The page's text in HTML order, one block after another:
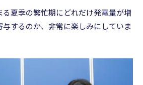
夏季の繁忙期にどれだけ発電量が増
するのか、非常に楽しみにしていま